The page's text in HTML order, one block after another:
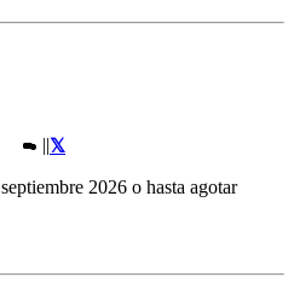
||
2026 o hasta agotar